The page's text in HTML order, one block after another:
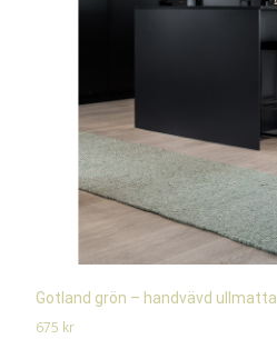
Gotland grön – handvävd ullmatta
675 kr